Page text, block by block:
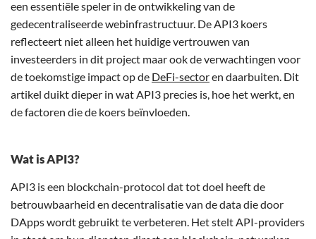
een essentiële speler in de ontwikkeling van de
gedecentraliseerde webinfrastructuur. De API3 koers
reflecteert niet alleen het huidige vertrouwen van
investeerders in dit project maar ook de verwachtingen voor
de toekomstige impact op de DeFi-sectoren daarbuiten. Dit
artikel duikt dieper in wat API3 precies is, hoe het werkt, en
de factoren die de koers beïnvloeden.
Wat is API3?
API3 is een blockchain-protocol dat tot doel heeft de
betrouwbaarheid en decentralisatie van de data die door
DApps wordt gebruikt te verbeteren. Het stelt API-providers